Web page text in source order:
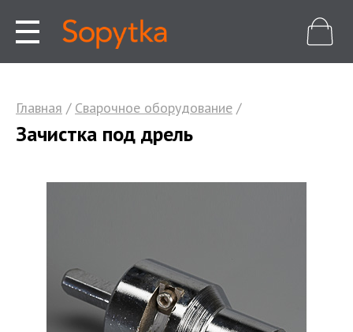
Главная / Сварочное оборудование /
Зачистка под дрель